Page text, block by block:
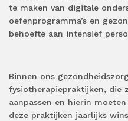
te maken van digitale
oefenprogramma’s en
behoefte aan intensief
Binnen ons
fysiotherapiepraktijken, die
aanpassen en hierin
deze praktijken jaarlijks